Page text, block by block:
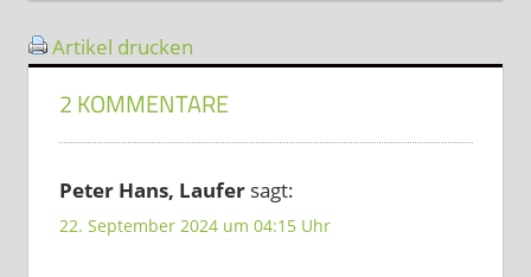
Artikel drucken
2 KOMMENTARE
Peter Hans, Laufer sagt:
22. September 2024 um 04:15 Uhr